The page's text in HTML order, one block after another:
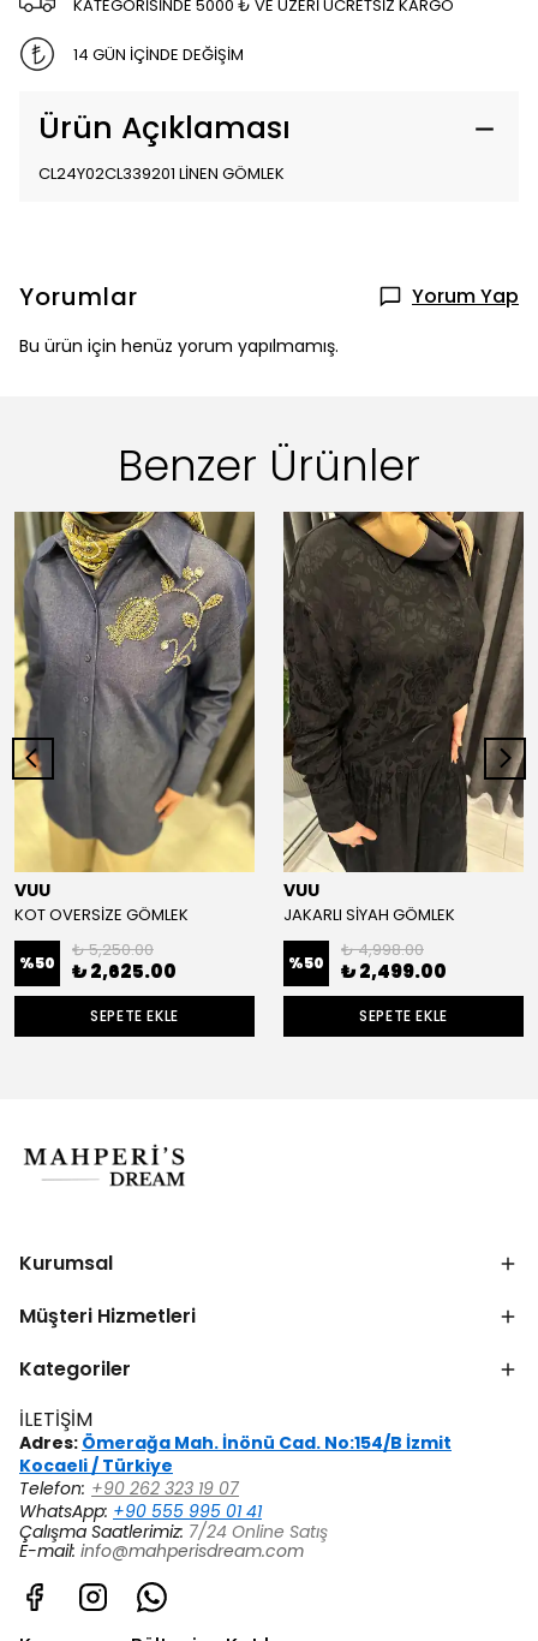
KATEGORİSİNDE 5000 ₺ VE ÜZERİ ÜCRETSİZ KARGO
14 GÜN İÇİNDE DEĞİŞİM
Ürün Açıklaması
CL24Y02CL339201 LİNEN GÖMLEK
Yorumlar Yorum Yap
Bu ürün için henüz yorum yapılmamış.
Benzer Ürünler
VUU
KOT OVERSİZE GÖMLEK
%50
₺ 5,250.00
₺ 2,625.00
SEPETE EKLE
VUU
JAKARLI SİYAH GÖMLEK
%50
₺ 4,998.00
₺ 2,499.00
SEPETE EKLE
Kurumsal
Müşteri Hizmetleri
Kategoriler
İLETİŞİM
Adres: Ömerağa Mah. İnönü Cad. No:154/B İzmit
Kocaeli / Türkiye
Telefon: +90 262 323 19 07
WhatsApp: +90 555 995 01 41
Çalışma Saatlerimiz: 7/24 Online Satış
E-mail: info@mahperisdream.com